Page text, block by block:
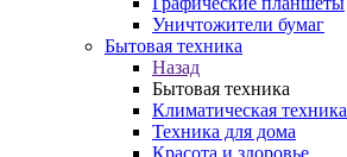
Уничтожители бумаг
Бытовая техника
Назад
Бытовая техника
Климатическая техника
Техника для дома
Красота и здоровье